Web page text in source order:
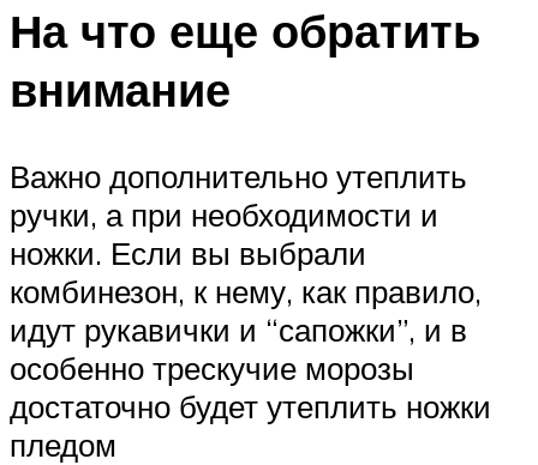
На что еще обратить
внимание
Важно дополнительно утеплить
ручки, а при необходимости и
ножки. Если вы выбрали
комбинезон, к нему, как правило,
идут рукавички и “сапожки”, и в
особенно трескучие морозы
достаточно будет утеплить ножки
пледом